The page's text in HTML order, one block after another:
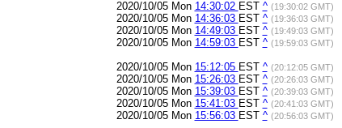
2020/10/05 Mon 14:30:02 EST ^ (19:30:02 GMT)
2020/10/05 Mon 14:36:03 EST ^ (19:36:03 GMT)
2020/10/05 Mon 14:49:03 EST ^ (19:49:03 GMT)
2020/10/05 Mon 14:59:03 EST ^ (19:59:03 GMT)
2020/10/05 Mon 15:12:05 EST ^ (20:12:05 GMT)
2020/10/05 Mon 15:26:03 EST ^ (20:26:03 GMT)
2020/10/05 Mon 15:39:03 EST ^ (20:39:03 GMT)
2020/10/05 Mon 15:41:03 EST ^ (20:41:03 GMT)
2020/10/05 Mon 15:56:03 EST ^ (20:56:03 GMT)